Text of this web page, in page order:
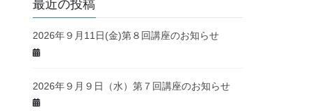
最近の投稿
2026年９月11日(金)第８回講座のお知らせ
2026年９月９日（水）第７回講座のお知らせ